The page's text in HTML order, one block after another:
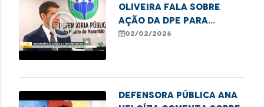
play_circle_outline
Oliveira fala sobre
ação da DPE para
renegociação de dívida.
02/02/2026
Defensora Pública Ana